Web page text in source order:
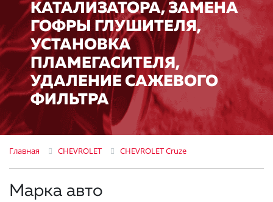
КАТАЛИЗАТОРА, ЗАМЕНА
ГОФРЫ ГЛУШИТЕЛЯ,
УСТАНОВКА
ПЛАМЕГАСИТЕЛЯ,
УДАЛЕНИЕ САЖЕВОГО
ФИЛЬТРА
Главная CHEVROLET CHEVROLET Cruze
Марка авто